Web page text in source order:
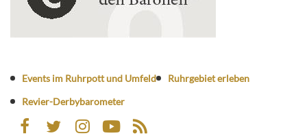
Events im Ruhrpott und Umfeld
Ruhrgebiet erleben
Revier-Derbybarometer